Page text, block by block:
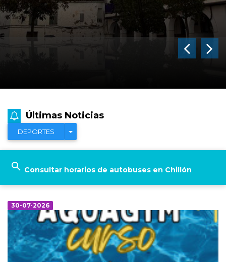
Últimas Noticias
DEPORTES Toggle Dropdown
search Consultar horarios de autobuses en Chillón
30-07-2026